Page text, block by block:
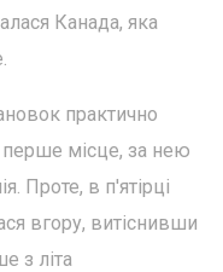
Канада, яка
практично
перше місце, за нею
Проте, в п'ятірці
вгору, витіснивши
з літа